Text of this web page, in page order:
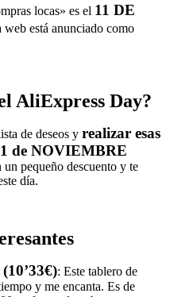
locas» es el 11 DE
web está anunciado como
AliExpress Day?
de deseos y realizar esas
de NOVIEMBRE
un pequeño descuento y te
día.
: Este tablero de
y me encanta. Es de